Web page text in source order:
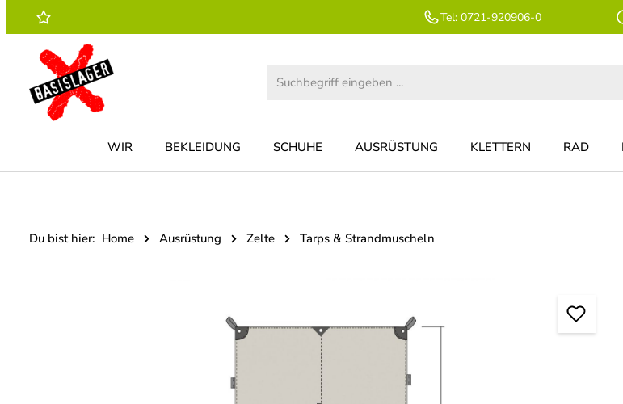
Hauptinhalt springen
Zur Suche springen
Zur Hauptnavigation springen Tel: 0721-920906-0
WIR BEKLEIDUNG SCHUHE AUSRÜSTUNG KLETTERN RAD
Du bist hier: Home Ausrüstung Zelte Tarps & Strandmuscheln